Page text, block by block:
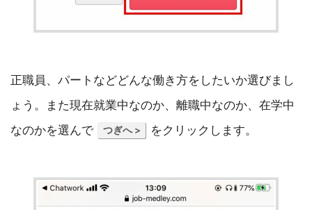
正職員、パートなどどんな働き方をしたいか選びまし
ょう。また現在就業中なのか、離職中なのか、在学中
なのかを選んで
つぎへ > をクリックします。